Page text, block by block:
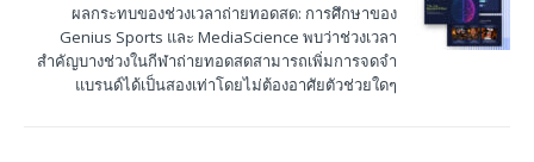
ผลกระทบของช่วงเวลาถ่ายทอดสด: การศึกษาของ
Genius Sports และ MediaScience พบว่าช่วงเวลา
สำคัญบางช่วงในกีฬาถ่ายทอดสดสามารถเพิ่มการจดจำ
แบรนด์ได้เป็นสองเท่าโดยไม่ต้องอาศัยตัวช่วยใดๆ